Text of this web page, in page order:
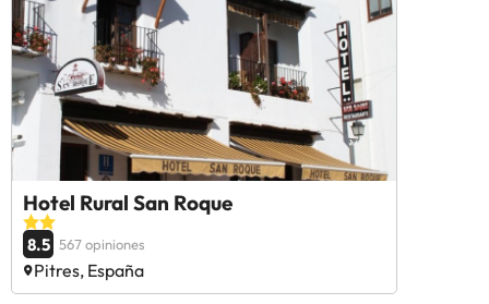
Hotel Rural San Roque
8.5 567 opiniones
Pitres, España